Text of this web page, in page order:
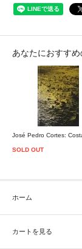
あなたにおすすめ
José Pedro Cortes:
SOLD OUT
ホーム
カートを見る